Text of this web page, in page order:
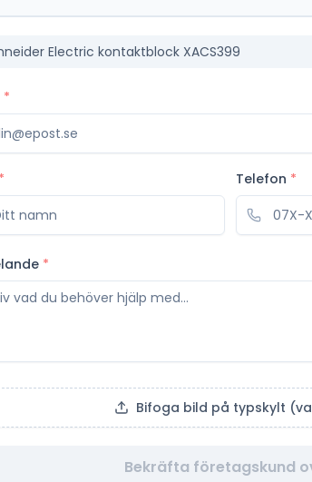
Electric kontaktblock XACS399
*
* Telefon *
*
Bifoga bild på typskylt
Bekräfta företagskund